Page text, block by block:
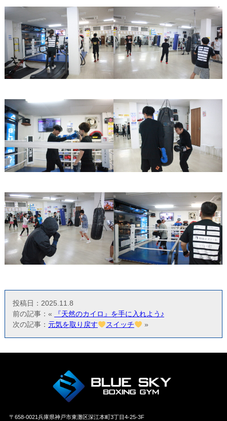
投稿日：2025.11.8
前の記事：«
『天然のカイロ』を手に入れよう♪
次の記事： 元気を取り戻す スイッチ »
〒658‐0021兵庫県神戸市東灘区深江本町3丁目4-25-3F